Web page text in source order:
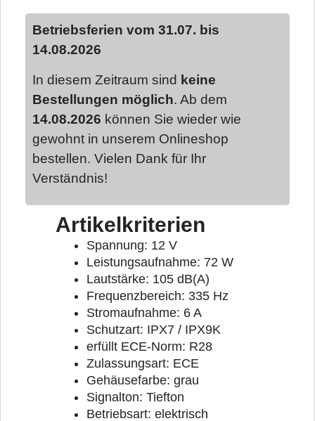
Betriebsferien vom 31.07. bis
14.08.2026
In diesem Zeitraum sind keine
Bestellungen möglich. Ab dem
14.08.2026 können Sie wieder wie
gewohnt in unserem Onlineshop
bestellen. Vielen Dank für Ihr
Verständnis!
Artikelkriterien
Spannung: 12 V
Leistungsaufnahme: 72 W
Lautstärke: 105 dB(A)
Frequenzbereich: 335 Hz
Stromaufnahme: 6 A
Schutzart: IPX7 / IPX9K
erfüllt ECE-Norm: R28
Zulassungsart: ECE
Gehäusefarbe: grau
Signalton: Tiefton
Betriebsart: elektrisch